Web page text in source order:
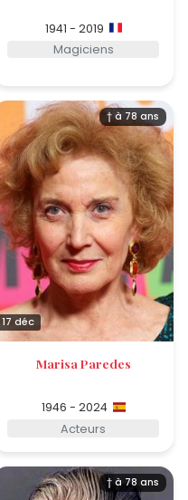
1941 - 2019
Magiciens
† à 78 ans
17 déc
Marisa Paredes
1946 - 2024
Acteurs
† à 78 ans